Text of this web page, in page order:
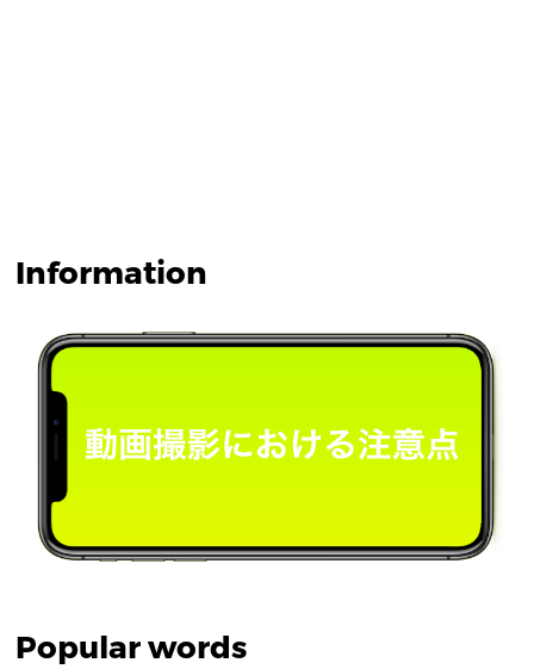
Information
Popular words